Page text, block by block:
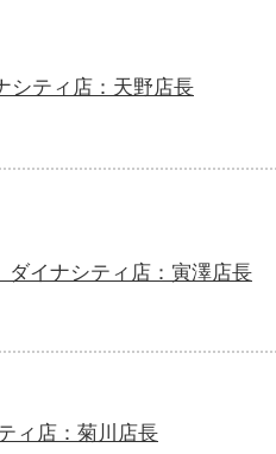
シティ店：天野店長
ダイナシティ店：寅澤店長
ィ店：菊川店長